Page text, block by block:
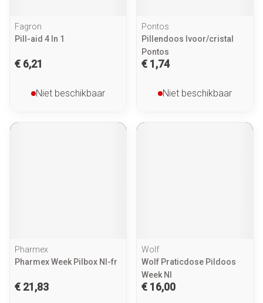
Fagron
Pill-aid 4 In 1
€ 6,21
Niet beschikbaar
Pontos
Pillendoos Ivoor/cristal
Pontos
€ 1,74
Niet beschikbaar
Pharmex
Pharmex Week Pilbox Nl-fr
€ 21,83
Wolf
Wolf Praticdose Pildoos
Week Nl
€ 16,00